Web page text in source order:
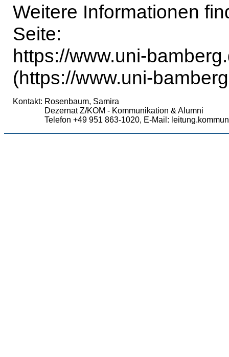
Weitere Informationen
Seite:
https://www.uni-
(https://www.uni-
Kontakt: Rosenbaum, Samira
Dezernat Z/KOM - Kommunikation & Alumni
Telefon +49 951 863-1020, E-Mail: